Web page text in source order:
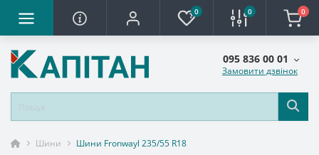
0 0 0
095 836 00 01
Замовити дзвінок
Шини Шини Fronwayl 235/55 R18